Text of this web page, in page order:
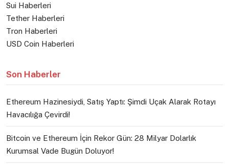
Sui Haberleri
Tether Haberleri
Tron Haberleri
USD Coin Haberleri
Son Haberler
Ethereum Hazinesiydi, Satış Yaptı: Şimdi Uçak Alarak Rotayı
Havacılığa Çevirdi!
Bitcoin ve Ethereum İçin Rekor Gün: 28 Milyar Dolarlık
Kurumsal Vade Bugün Doluyor!